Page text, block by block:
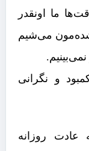
ما اونقدر
می‌شیم
و نگرانی
عادت روزانه